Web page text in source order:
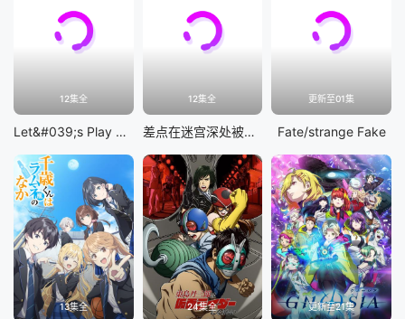
12集全
Let&#039;s Play 充满挑战的人生
12集全
差点在迷宫深处被信任的伙伴杀掉，但靠着天赐技能「无限扭蛋」获得等级9999的伙伴，我要向前队友和世界展开复仇&amp;「给他们好看！」
更新至01集
Fate/strange Fake
13集全 24集全 更新至21集